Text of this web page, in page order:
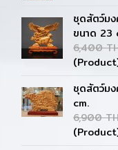
ชุดสัตว์ม
ขนาด 23
6,400
ชุดสัตว์ม
cm.
6,900